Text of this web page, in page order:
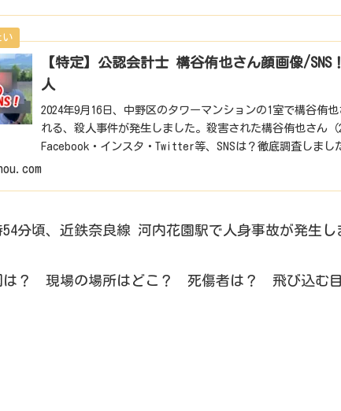
【特定】公認会計士 構谷侑也さん顔画像/SNS
人
2024年9月16日、中野区のタワーマンションの1室で構谷侑
れる、殺人事件が発生しました。殺害された構谷侑也さん
Facebook・インスタ・Twitter等、SNSは？徹底調査しまし
54分頃、近鉄奈良線 河内花園駅で人身事故が発生し
は？ 現場の場所はどこ？ 死傷者は？ 飛び込む